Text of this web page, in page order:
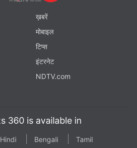
ख़बरें
मोबाइल
टिप्स
इंटरनेट
NDTV.com
360 is available in
Hindi Bengali Tamil